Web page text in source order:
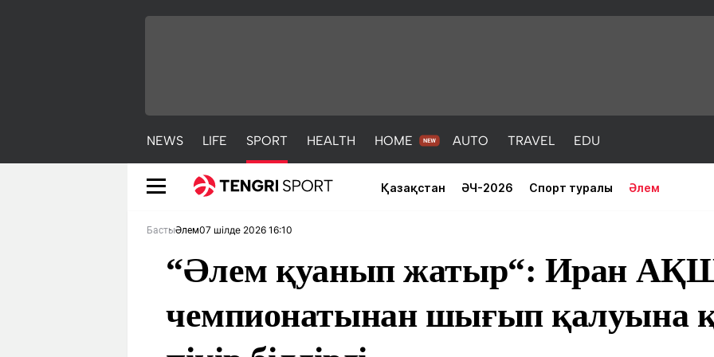
NEWS LIFE SPORT HEALTH HOME AUTO TRAVEL EDU
Қазақстан ӘЧ-2026 Спорт туралы Әлем
Жаңалықтар
Әдемі
Спорт
БастыӘлем07 шілде 2026 16:10
“Әлем қуанып жатыр“: Иран
чемпионатынан шығып қалуына